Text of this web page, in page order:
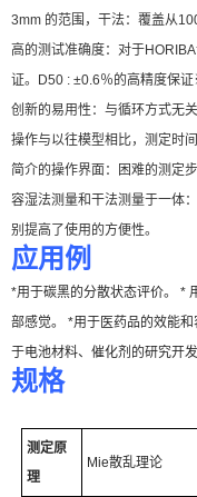
3mm 的范围，干法：覆盖从
高的测试准确度：对于HORIBA
证。
D50 : ±0.6％的高精度保证
创新的易用性：与循环方式无
操作与以往模型相比，测定时
简介的操作界面：困难的测定
容湿法测量和干法测量于一体
别提高了使用的方便性。
应用例
*用于碳黑的分散状态评价。 *
部感觉。
*用于医药品的效能和
于电池材料、催化剂的研究开
规格
测定原
理
Mie散乱理论